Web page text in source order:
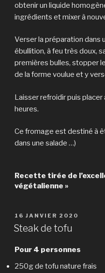
obtenir un liquide
ingrédients et mixer à
Verser la préparation dans
ébullition, à feu très doux,
premières bulles, stopper
de la forme voulue et y
Laisser refroidir puis
heures.
Ce fromage est destiné à
dans une salade …)
Recette tirée de
végétalienne »
PUBLIÉ
LE
16 JANVIER 2020
Steak de tofu
Pour 4 personnes
250g de tofu nature frais